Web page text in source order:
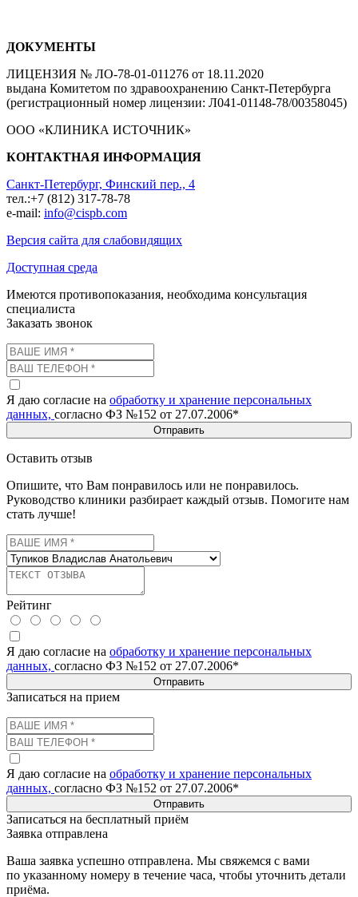
ДОКУМЕНТЫ
ЛИЦЕНЗИЯ № ЛО-78-01-011276 от 18.11.2020
выдана Комитетом по здравоохранению Санкт-Петербурга
(регистрационный номер лицензии: Л041-01148-78/00358045)
ООО «КЛИНИКА ИСТОЧНИК»
КОНТАКТНАЯ ИНФОРМАЦИЯ
Санкт-Петербург, Финский пер., 4
тел.:+7 (812) 317-78-78
e-mail: info@cispb.com
Версия сайта для слабовидящих
Доступная среда
Имеются противопоказания, необходима консультация
специалиста
Заказать звонок
Я даю согласие на обработку и хранение персональных
данных, согласно ФЗ №152 от 27.07.2006*
Отправить
Оставить отзыв
Опишите, что Вам понравилось или не понравилось.
Руководство клиники разбирает каждый отзыв. Помогите нам
стать лучше!
Рейтинг
Я даю согласие на обработку и хранение персональных
данных, согласно ФЗ №152 от 27.07.2006*
Отправить
Записаться на прием
Я даю согласие на обработку и хранение персональных
данных, согласно ФЗ №152 от 27.07.2006*
Отправить
Записаться на бесплатный приём
Заявка отправлена
Ваша заявка успешно отправлена. Мы свяжемся с вами
по указанному номеру в течение часа, чтобы уточнить детали
приёма.